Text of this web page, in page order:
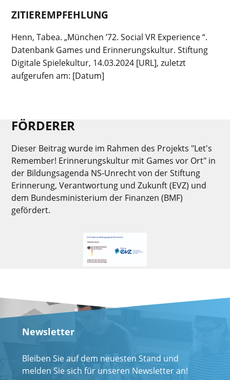
ZITIEREMPFEHLUNG
Henn, Tabea. „München’72.Social VR Experience “.
Datenbank Games und Erinnerungskultur. Stiftung
Digitale Spielekultur, 14.03.2024 [URL], zuletzt
aufgerufen am: [Datum]
FÖRDERER
Dieser Beitrag wurde im Rahmen des Projekts "Let's
Remember! Erinnerungskultur mit Games vor Ort" in
der Bildungsagenda NS-Unrecht von der Stiftung
Erinnerung, Verantwortung und Zukunft (EVZ) und
dem Bundesministerium der Finanzen (BMF)
gefördert.
Newsletter
Bleiben Sie auf dem neuesten Stand und
melden Sie sich für unseren Newsletter an!